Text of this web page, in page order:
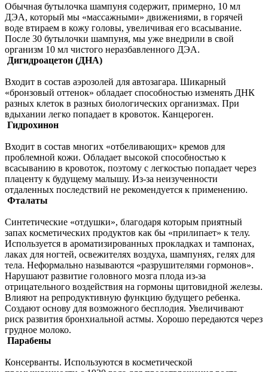
Обычная бутылочка шампуня содержит, примерно, 10 мл
ДЭА, который мы «массажными» движениями, в горячей
воде втираем в кожу головы, увеличивая его всасывание.
После 30 бутылочки шампуня, мы уже внедрили в свой
организм 10 мл чистого неразбавленного ДЭА.
Дигидроацетон (ДНА)
Входит в состав аэрозолей для автозагара. Шикарный
«бронзовый оттенок» обладает способностью изменять ДНК
разных клеток в разных биологических организмах. При
вдыхании легко попадает в кровоток. Канцероген.
Гидрохинон
Входит в состав многих «отбеливающих» кремов для
проблемной кожи. Обладает высокой способностью к
всасыванию в кровоток, поэтому с легкостью попадает через
плаценту к будущему малышу. Из-за неизученности
отдаленных последствий не рекомендуется к применению.
Фталаты
Синтетические «отдушки», благодаря которым приятный
запах косметических продуктов как бы «прилипает» к телу.
Используется в ароматизированных прокладках и тампонах,
лаках для ногтей, освежителях воздуха, шампунях, гелях для
тела. Неформально называются «разрушителями гормонов».
Нарушают развитие головного мозга плода из-за
отрицательного воздействия на гормоны щитовидной железы.
Влияют на репродуктивную функцию будущего ребенка.
Создают основу для возможного бесплодия. Увеличивают
риск развития бронхиальной астмы. Хорошо передаются через
грудное молоко.
Парабены
Консерванты. Используются в косметической